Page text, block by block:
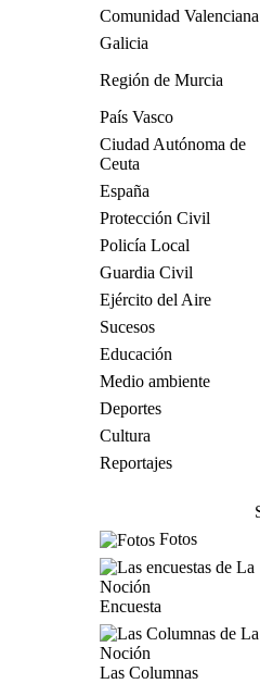
Comunidad Valenciana
Galicia
Región de Murcia
País Vasco
Ciudad Autónoma de
Ceuta
España
Protección Civil
Policía Local
Guardia Civil
Ejército del Aire
Sucesos
Educación
Medio ambiente
Deportes
Cultura
Reportajes
Fotos
Encuesta
Las Columnas